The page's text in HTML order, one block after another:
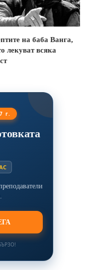
на баба Ванга,
лекуват всяка
г.